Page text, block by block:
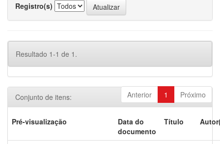
Registro(s)
Resultado 1-1 de 1.
Anterior 1 Próximo
Conjunto de itens:
Pré-visualização
Data do
documento
Título